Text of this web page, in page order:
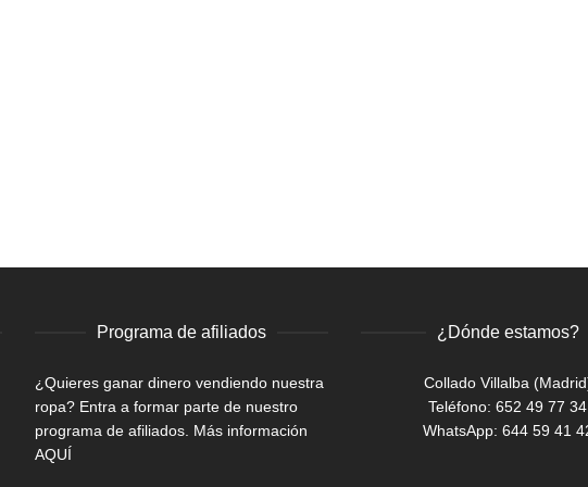
Programa de afiliados
¿Quieres ganar dinero vendiendo nuestra
ropa? Entra a formar parte de nuestro
programa de afiliados. Más información
AQUÍ
¿Dónde estamos?
Collado Villalba
Teléfono: 652 49 77 34
WhatsApp: 644 59 41